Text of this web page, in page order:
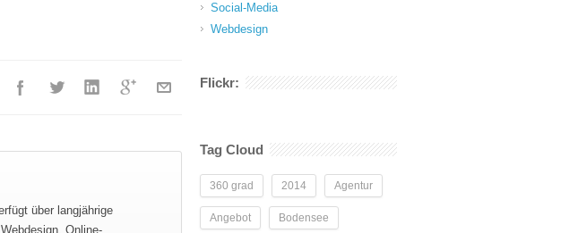
über langjährige
Online-
Social-Media
Webdesign
Flickr:
Tag Cloud
360 grad 2014 Agentur
Angebot Bodensee